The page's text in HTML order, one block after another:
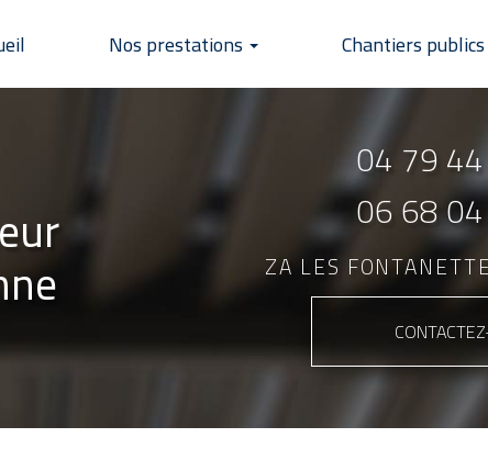
Nos prestations Chantiers publics
04 79
06 68
ZA LES